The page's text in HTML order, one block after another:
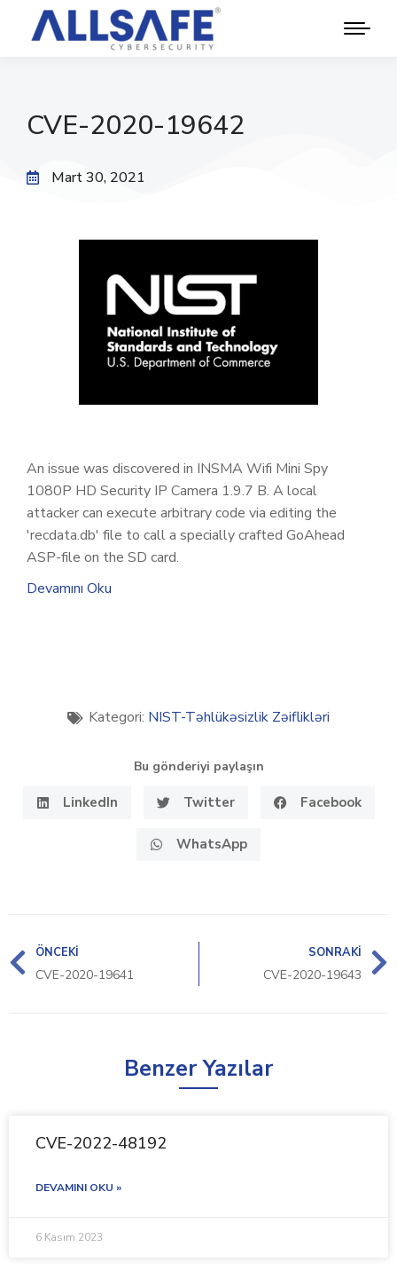
CVE-2020-19642
Mart 30, 2021
An issue was discovered in INSMA Wifi Mini Spy
1080P HD Security IP Camera 1.9.7 B. A local
attacker can execute arbitrary code via editing the
'recdata.db' file to call a specially crafted GoAhead
ASP-file on the SD card.
Devamını Oku
Kategori: NIST-Təhlükəsizlik Zəiflikləri
Bu gönderiyi paylaşın
LinkedIn Twitter Facebook
WhatsApp
ÖNCEKI
CVE-2020-19641
SONRAKI
CVE-2020-19643
Benzer Yazılar
CVE-2022-48192
DEVAMINI OKU »
6 Kasım 2023